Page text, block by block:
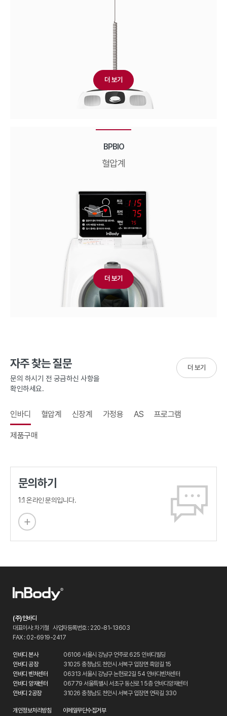
더 보기
BPBIO
혈압계
더 보기
자주 찾는 질문
문의 하시기 전 궁금하신 사항을
확인하세요.
인바디 혈압계 신장계 가정용 AS 프로그램
제품구매
더 보기
문의하기
1:1 온라인 문의입니다.
(주)인바디
대표이사: 차기철 사업자등록번호 : 220-81-13603
FAX : 02-6919-2417
인바디 본사
06106 서울시 강남구 언주로 625 인바디빌딩
인바디 공장
31025 충청남도 천안시 서북구 입장면 흑암길 15
인바디 벤처센터
06313 서울시 강남구 논현로2길 54 인바디벤처센터
인바디 양재센터
06779 서울특별시 서초구 동산로 1 5층 인바디양재센터
인바디 2공장
31026 충청남도 천안시 서북구 입장면 연곡길 330
개인정보처리방침 이메일무단수집거부